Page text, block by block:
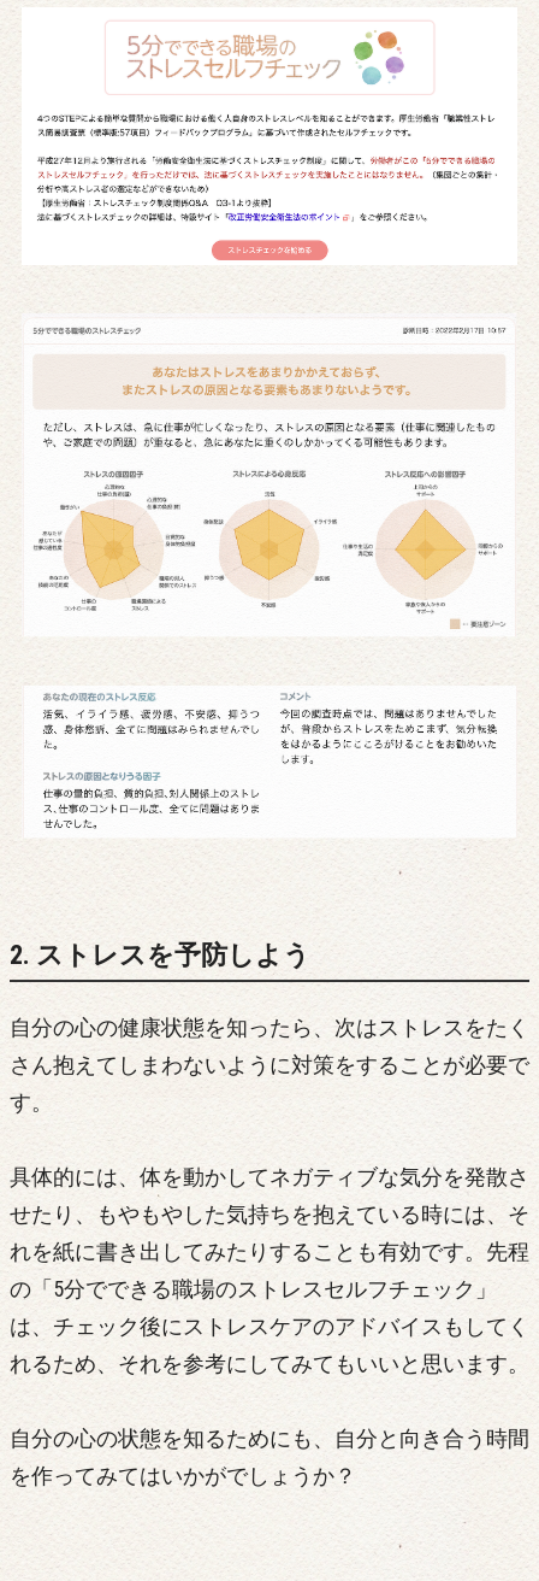
2. ストレスを予防しよう
自分の心の健康状態を知ったら、次はストレスをたく
さん抱えてしまわないように対策をすることが必要で
す。
具体的には、体を動かしてネガティブな気分を発散さ
せたり、もやもやした気持ちを抱えている時には、そ
れを紙に書き出してみたりすることも有効です。先程
の「5分でできる職場のストレスセルフチェック」
は、チェック後にストレスケアのアドバイスもしてく
れるため、それを参考にしてみてもいいと思います。
自分の心の状態を知るためにも、自分と向き合う時間
を作ってみてはいかがでしょうか？